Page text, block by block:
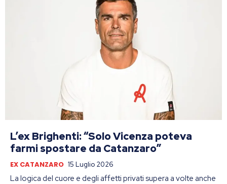
L’ex Brighenti: “Solo Vicenza poteva
farmi spostare da Catanzaro”
EX CATANZARO 15 Luglio 2026
La logica del cuore e degli affetti privati supera a volte anche